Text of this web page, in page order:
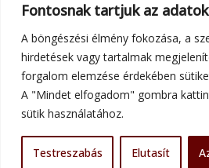
Fontosnak tartjuk az
A böngészési élmény fokozása, a
hirdetések vagy tartalmak
forgalom elemzése érdekében
A "Mindet elfogadom" gombra
sütik használatához.
Testreszabás Elutasít
Adatkezelési
Általános szerződési
Impresszum
Szállítási
Minden jog fenntartva © 2026 Szent
Budapest